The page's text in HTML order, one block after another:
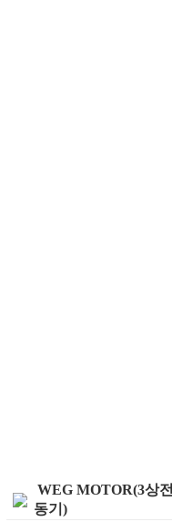
WEG MOTOR(3상전
동기)